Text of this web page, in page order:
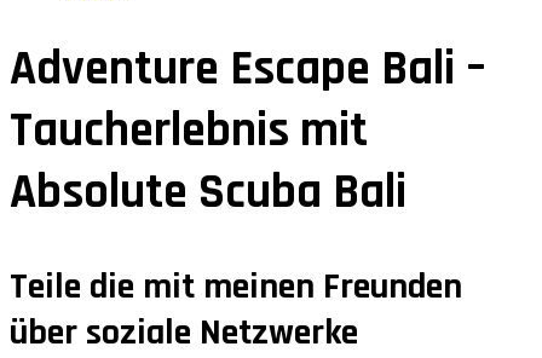
Adventure Escape Bali –
Taucherlebnis mit
Absolute Scuba Bali
Teile die mit meinen Freunden
über soziale Netzwerke